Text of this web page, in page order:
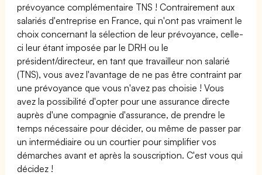
prévoyance complémentaire TNS ! Contrairement aux
salariés d'entreprise en France, qui n'ont pas vraiment le
choix concernant la sélection de leur prévoyance, celle-
ci leur étant imposée par le DRH ou le
président/directeur, en tant que travailleur non salarié
(TNS), vous avez l'avantage de ne pas être contraint par
une prévoyance que vous n'avez pas choisie ! Vous
avez la possibilité d'opter pour une assurance directe
auprès d'une compagnie d'assurance, de prendre le
temps nécessaire pour décider, ou même de passer par
un intermédiaire ou un courtier pour simplifier vos
démarches avant et après la souscription. C'est vous qui
décidez !